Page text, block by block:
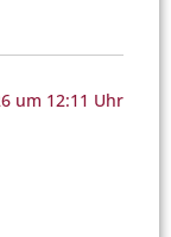
um 12:11 Uhr